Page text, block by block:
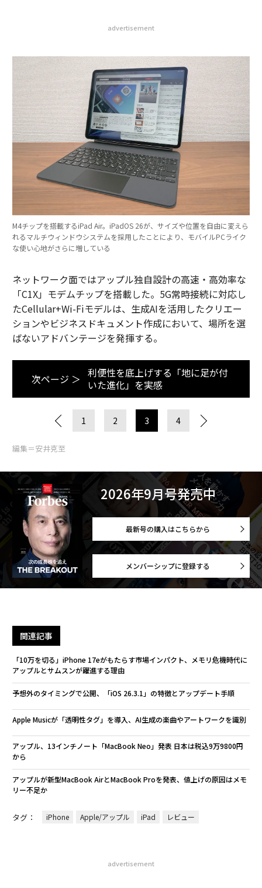
advertisement
M4チップを搭載するiPad Air。iPadOS 26が、サイズや位置を自由に変えら
れるマルチウィンドウシステムを採用したことにより、モバイルPCライク
な使い心地がさらに増している
ネットワーク面ではアップル独自設計の高速・高効率な
「C1X」モデムチップを搭載した。5G常時接続に対応し
たCellular+Wi-Fiモデルは、生成AIを活用したクリエー
ションやビジネスドキュメント作成において、場所を選
ばないアドバンテージを発揮する。
次ページ ＞ 利便性を底上げする「地に足が付
いた進化」を実感
1 2 3 4
編集＝安井克至
2026年9月号発売中
最新号の購入はこちらから
メンバーシップに登録する
関連記事
「10万を切る」iPhone 17eがもたらす市場インパクト、メモリ危機時代に
アップルとサムスンが躍進する理由
予想外のタイミングで公開、「iOS 26.3.1」の特徴とアップデート手順
Apple Musicが「透明性タグ」を導入、AI生成の楽曲やアートワークを識別
アップル、13インチノート「MacBook Neo」発表 日本は税込9万9800円
から
アップルが新型MacBook AirとMacBook Proを発表、値上げの原因はメモ
リー不足か
タグ： iPhone Apple/アップル iPad レビュー
advertisement